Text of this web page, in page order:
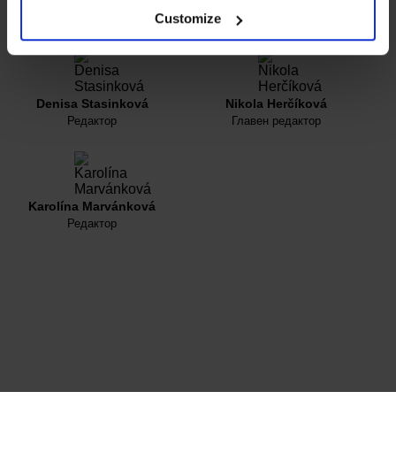
Customize
СПИСАНИЕТО СЕ ПОДГОТВЯ ЗА ВАС
Denisa Stasinková
Редактор
Nikola Herčíková
Главен редактор
Karolína Marvánková
Редактор